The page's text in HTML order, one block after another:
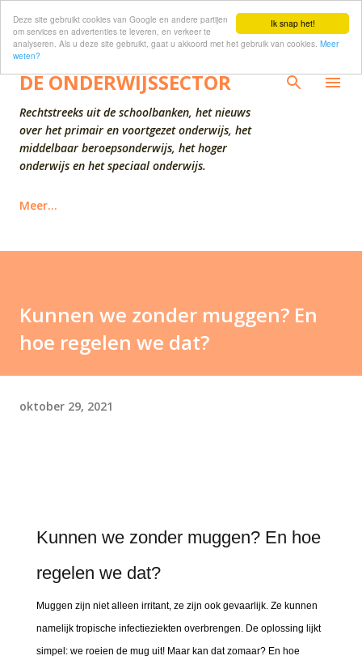
Ik snap het!
Deze site gebruikt cookies van Google en andere partijen
om services en advertenties te leveren, en verkeer te
analyseren. Als u deze site gebruikt, gaat u akkoord met het gebruik van cookies. Meer
weten?
Doorgaan naar hoofdcontent
DE ONDERWIJSSECTOR
Rechtstreeks uit de schoolbanken, het nieuws
over het primair en voortgezet onderwijs, het
middelbaar beroepsonderwijs, het hoger
onderwijs en het speciaal onderwijs.
Meer…
Kunnen we zonder muggen? En
hoe regelen we dat?
oktober 29, 2021
Kunnen we zonder muggen? En hoe
regelen we dat?
Muggen zijn niet alleen irritant, ze zijn ook gevaarlijk. Ze kunnen
namelijk tropische infectieziekten overbrengen. De oplossing lijkt
simpel: we roeien de mug uit! Maar kan dat zomaar? En hoe